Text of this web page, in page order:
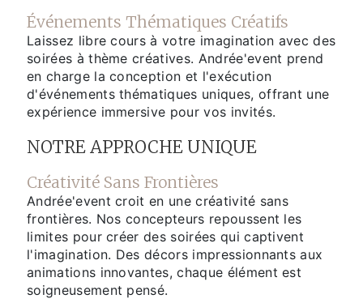
Événements Thématiques Créatifs
Laissez libre cours à votre imagination avec des
soirées à thème créatives. Andrée'event prend
en charge la conception et l'exécution
d'événements thématiques uniques, offrant une
expérience immersive pour vos invités.
NOTRE APPROCHE UNIQUE
Créativité Sans Frontières
Andrée'event croit en une créativité sans
frontières. Nos concepteurs repoussent les
limites pour créer des soirées qui captivent
l'imagination. Des décors impressionnants aux
animations innovantes, chaque élément est
soigneusement pensé.